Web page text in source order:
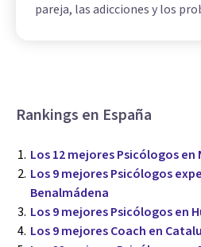
pareja, las adicciones y los
Rankings en España
Los 12 mejores Psicólogos en
Los 9 mejores Psicólogos
Benalmádena
Los 9 mejores Psicólogos en
Los 9 mejores Coach en